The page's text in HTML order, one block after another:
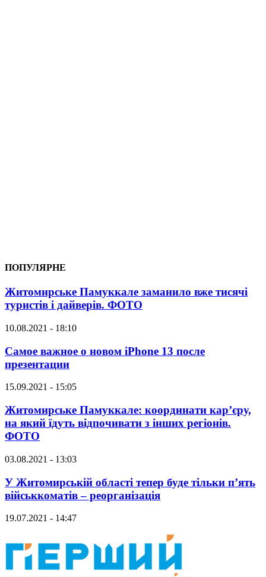
ПОПУЛЯРНЕ
Житомирське Памуккале заманило вже тисячі
туристів і дайверів. ФОТО
10.08.2021 - 18:10
Самое важное о новом iPhone 13 после
презентации
15.09.2021 - 15:05
Житомирське Памуккале: координати кар’єру,
на який їдуть відпочивати з інших регіонів.
ФОТО
03.08.2021 - 13:03
У Житомирській області тепер буде тільки п’ять
військкоматів – реорганізація
19.07.2021 - 14:47